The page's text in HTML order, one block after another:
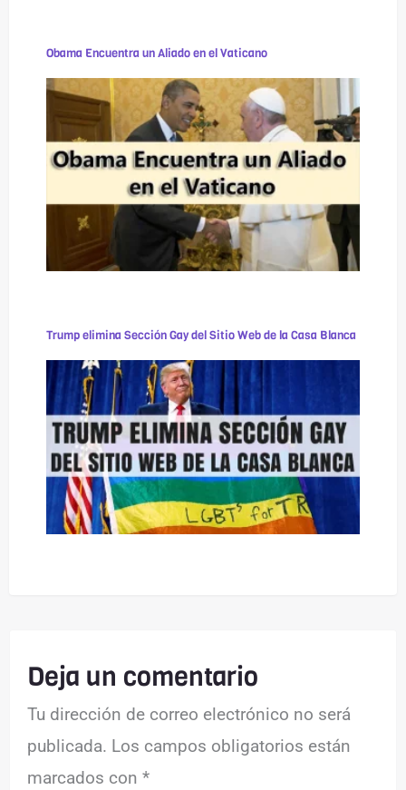
Obama Encuentra un Aliado en el Vaticano
Trump elimina Sección Gay del Sitio Web de la Casa Blanca
Deja un comentario
Tu dirección de correo electrónico no será
publicada. Los campos obligatorios están
marcados con*